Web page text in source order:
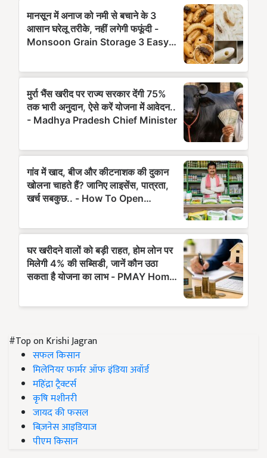
#Top on Krishi Jagran
सफल किसान
मिलेनियर फार्मर ऑफ इंडिया अवॉर्ड
महिंद्रा ट्रैक्टर्स
कृषि मशीनरी
जायद की फसल
बिज़नेस आइडियाज
पीएम किसान